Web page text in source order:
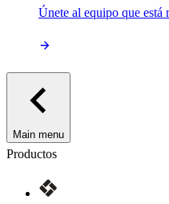
Únete al equipo que está
Main menu
Productos